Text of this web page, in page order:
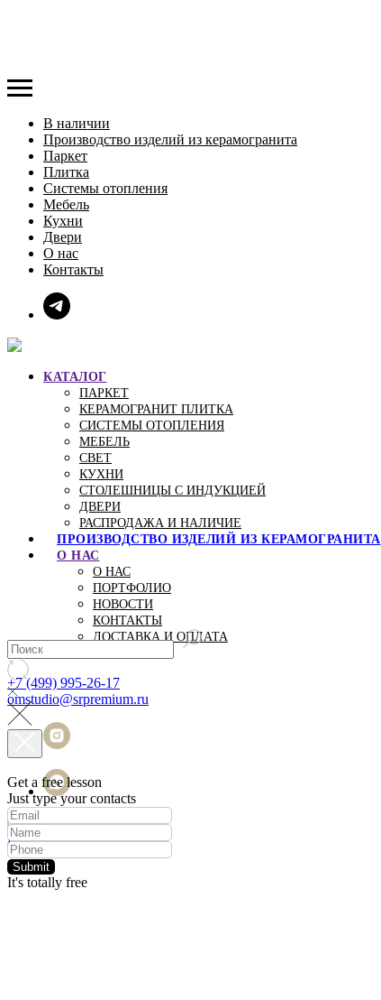
В наличии
Производство изделий из керамогранита
Паркет
Плитка
Системы отопления
Мебель
Кухни
Двери
О нас
Контакты
КАТАЛОГ
ПАРКЕТ
КЕРАМОГРАНИТ ПЛИТКА
СИСТЕМЫ ОТОПЛЕНИЯ
МЕБЕЛЬ
СВЕТ
КУХНИ
СТОЛЕШНИЦЫ С ИНДУКЦИЕЙ
ДВЕРИ
РАСПРОДАЖА И НАЛИЧИЕ
ПРОИЗВОДСТВО ИЗДЕЛИЙ ИЗ КЕРАМОГРАНИТА
О НАС
О НАС
ПОРТФОЛИО
НОВОСТИ
КОНТАКТЫ
ДОСТАВКА И ОПЛАТА
+7 (499) 995-26-17
omstudio@srpremium.ru
Контакты
Поиск
Get a free lesson
Just type your contacts
Submit
It's totally free